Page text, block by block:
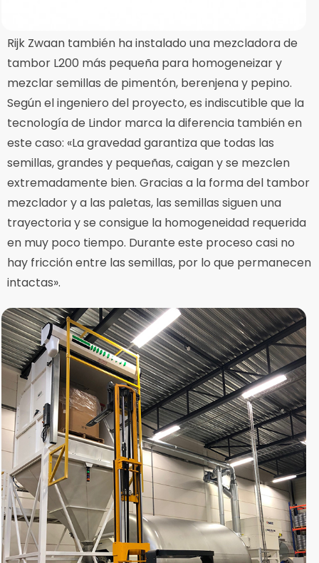
Rijk Zwaan también ha instalado una mezcladora de
tambor L200 más pequeña para homogeneizar y
mezclar semillas de pimentón, berenjena y pepino.
Según el ingeniero del proyecto, es indiscutible que la
tecnología de Lindor marca la diferencia también en
este caso: «La gravedad garantiza que todas las
semillas, grandes y pequeñas, caigan y se mezclen
extremadamente bien. Gracias a la forma del tambor
mezclador y a las paletas, las semillas siguen una
trayectoria y se consigue la homogeneidad requerida
en muy poco tiempo. Durante este proceso casi no
hay fricción entre las semillas, por lo que permanecen
intactas».